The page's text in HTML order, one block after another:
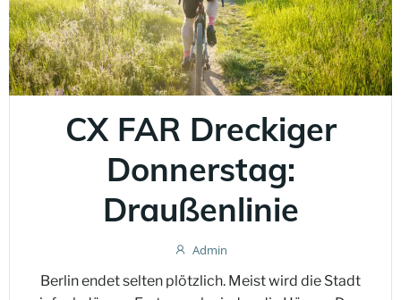
CX FAR Dreckiger
Donnerstag:
Draußenlinie
Admin
Berlin endet selten plötzlich. Meist wird die Stadt